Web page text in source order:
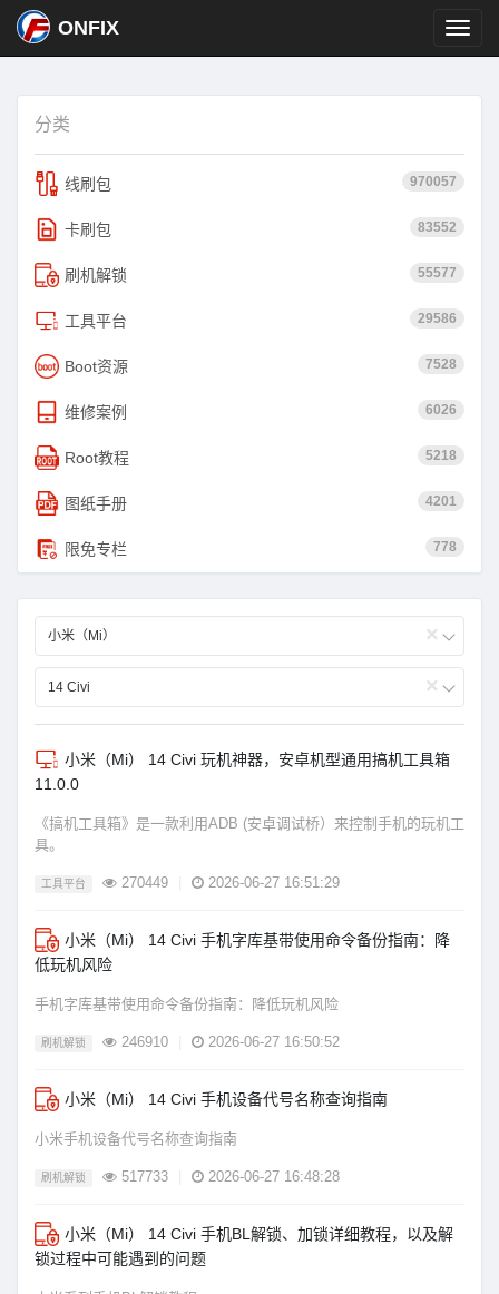
ONFIX
分类
970057
线刷包
83552
卡刷包
55577
刷机解锁
29586
工具平台
7528
Boot资源
6026
维修案例
5218
Root教程
4201
图纸手册
778
限免专栏
小米（Mi） ×
14 Civi ×
小米（Mi） 14 Civi 玩机神器，安卓机型通用搞机工具箱
11.0.0
《搞机工具箱》是一款利用ADB (安卓调试桥）来控制手机的玩机工
具。
工具平台 270449 2026-06-27 16:51:29
小米（Mi） 14 Civi 手机字库基带使用命令备份指南：降
低玩机风险
手机字库基带使用命令备份指南：降低玩机风险
刷机解锁 246910 2026-06-27 16:50:52
小米（Mi） 14 Civi 手机设备代号名称查询指南
小米手机设备代号名称查询指南
刷机解锁 517733 2026-06-27 16:48:28
小米（Mi） 14 Civi 手机BL解锁、加锁详细教程，以及解
锁过程中可能遇到的问题